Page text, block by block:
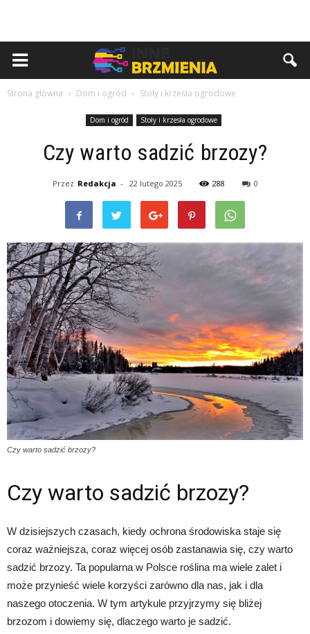
Strona główna Dom i ogród Stoły i krzesła ogrodowe
Dom i ogród Stoły i krzesła ogrodowe
Czy warto sadzić brzozy?
Przez Redakcja - 22 lutego 2025 288 0
Czy warto sadzić brzozy?
Czy warto sadzić brzozy?
W dzisiejszych czasach, kiedy ochrona środowiska staje się
coraz ważniejsza, coraz więcej osób zastanawia się, czy warto
sadzić brzozy. Ta popularna w Polsce roślina ma wiele zalet i
może przynieść wiele korzyści zarówno dla nas, jak i dla
naszego otoczenia. W tym artykule przyjrzymy się bliżej
brzozom i dowiemy się, dlaczego warto je sadzić.